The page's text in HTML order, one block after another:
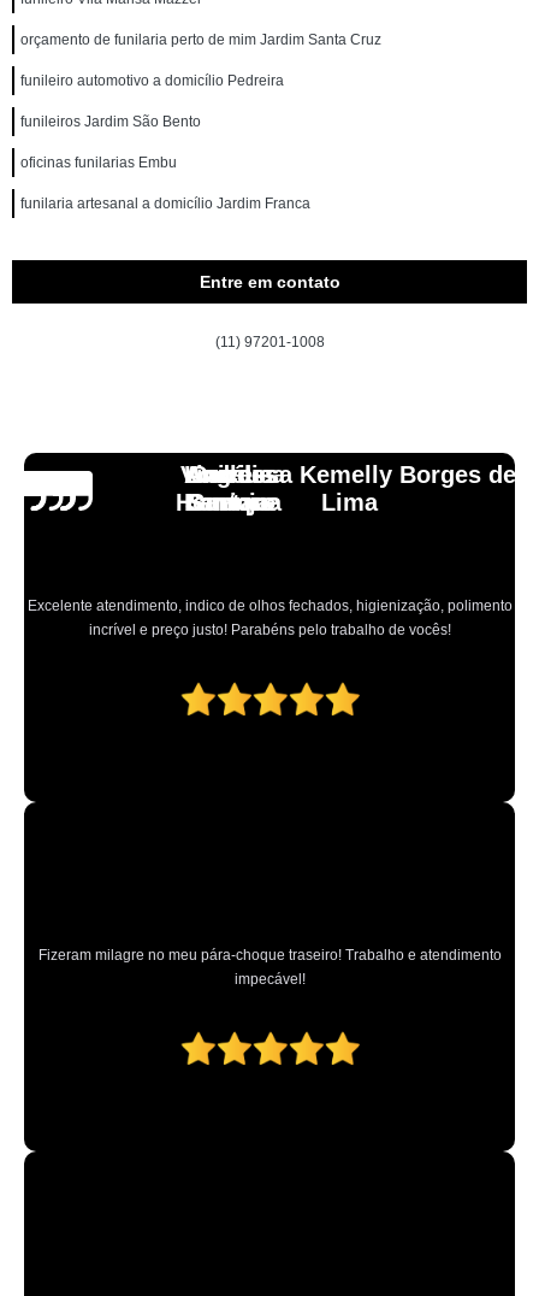
orçamento de funilaria perto de mim Jardim Santa Cruz
funileiro automotivo a domicílio Pedreira
funileiros Jardim São Bento
oficinas funilarias Embu
funilaria artesanal a domicílio Jardim Franca
Entre em contato
(11) 97201-1008
Angélica
Santana
Excelente atendimento, indico de olhos fechados, higienização, polimento
incrível e preço justo! Parabéns pelo trabalho de vocês!
Andressa Kemelly Borges de
Lima
Fizeram milagre no meu pára-choque traseiro! Trabalho e atendimento
impecável!
Carlos
Henrique
Vinicius
Laranja
Lourdes
Santoro